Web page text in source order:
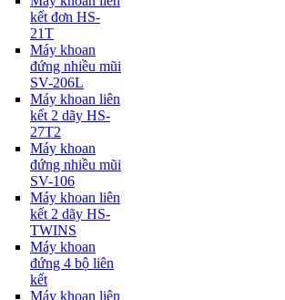
kết đơn HS-
21T
Máy khoan
đứng nhiều mũi
SV-206L
Máy khoan liên
kết 2 dãy HS-
27T2
Máy khoan
đứng nhiều mũi
SV-106
Máy khoan liên
kết 2 dãy HS-
TWINS
Máy khoan
đứng 4 bộ liên
kết
Máy khoan liên